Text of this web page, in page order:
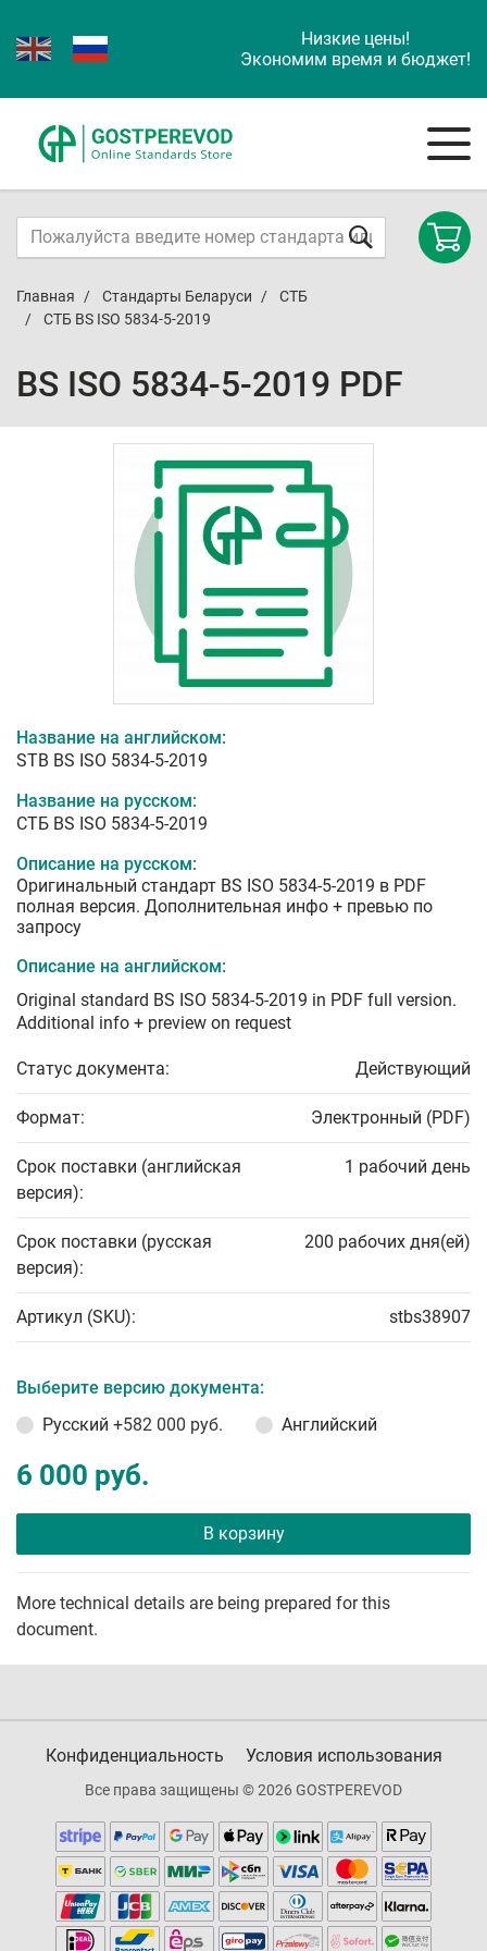
Низкие цены!
Экономим время и бюджет!
Главная Стандарты Беларуси
СТБ
СТБ BS ISO 5834-5-2019
BS ISO 5834-5-2019 PDF
Название на английском:
STB BS ISO 5834-5-2019
Название на русском:
СТБ BS ISO 5834-5-2019
Описание на русском:
Оригинальный стандарт BS ISO 5834-5-2019 в PDF
полная версия. Дополнительная инфо + превью по
запросу
Описание на английском:
Original standard BS ISO 5834-5-2019 in PDF full version.
Additional info + preview on request
Статус документа: Действующий
Формат: Электронный (PDF)
Срок поставки (английская
версия):
1 рабочий день
Срок поставки (русская
версия):
200 рабочих дня(ей)
Артикул (SKU): stbs38907
Выберите версию документа:
Русский +582 000 руб. Английский
6 000 руб.
В корзину
More technical details are being prepared for this
document.
Конфиденциальность Условия использования
Все права защищены © 2026 GOSTPEREVOD